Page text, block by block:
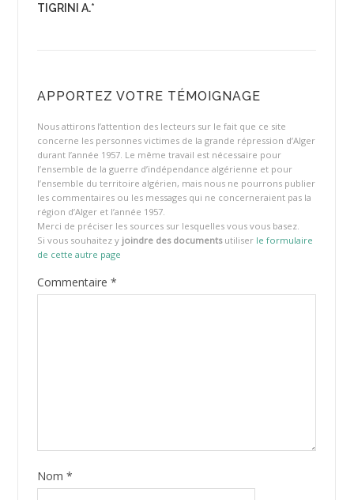
TIGRINI A.*
APPORTEZ VOTRE TÉMOIGNAGE
Nous attirons l’attention des lecteurs sur le fait que ce site
concerne les personnes victimes de la grande répression d’Alger
durant l’année 1957. Le même travail est nécessaire pour
l’ensemble de la guerre d’indépendance algérienne et pour
l’ensemble du territoire algérien, mais nous ne pourrons publier
les commentaires ou les messages qui ne concerneraient pas la
région d’Alger et l’année 1957.
Merci de préciser les sources sur lesquelles vous vous basez.
Si vous souhaitez y joindre des documentsutiliser le formulaire
de cette autre page
Commentaire *
Nom *